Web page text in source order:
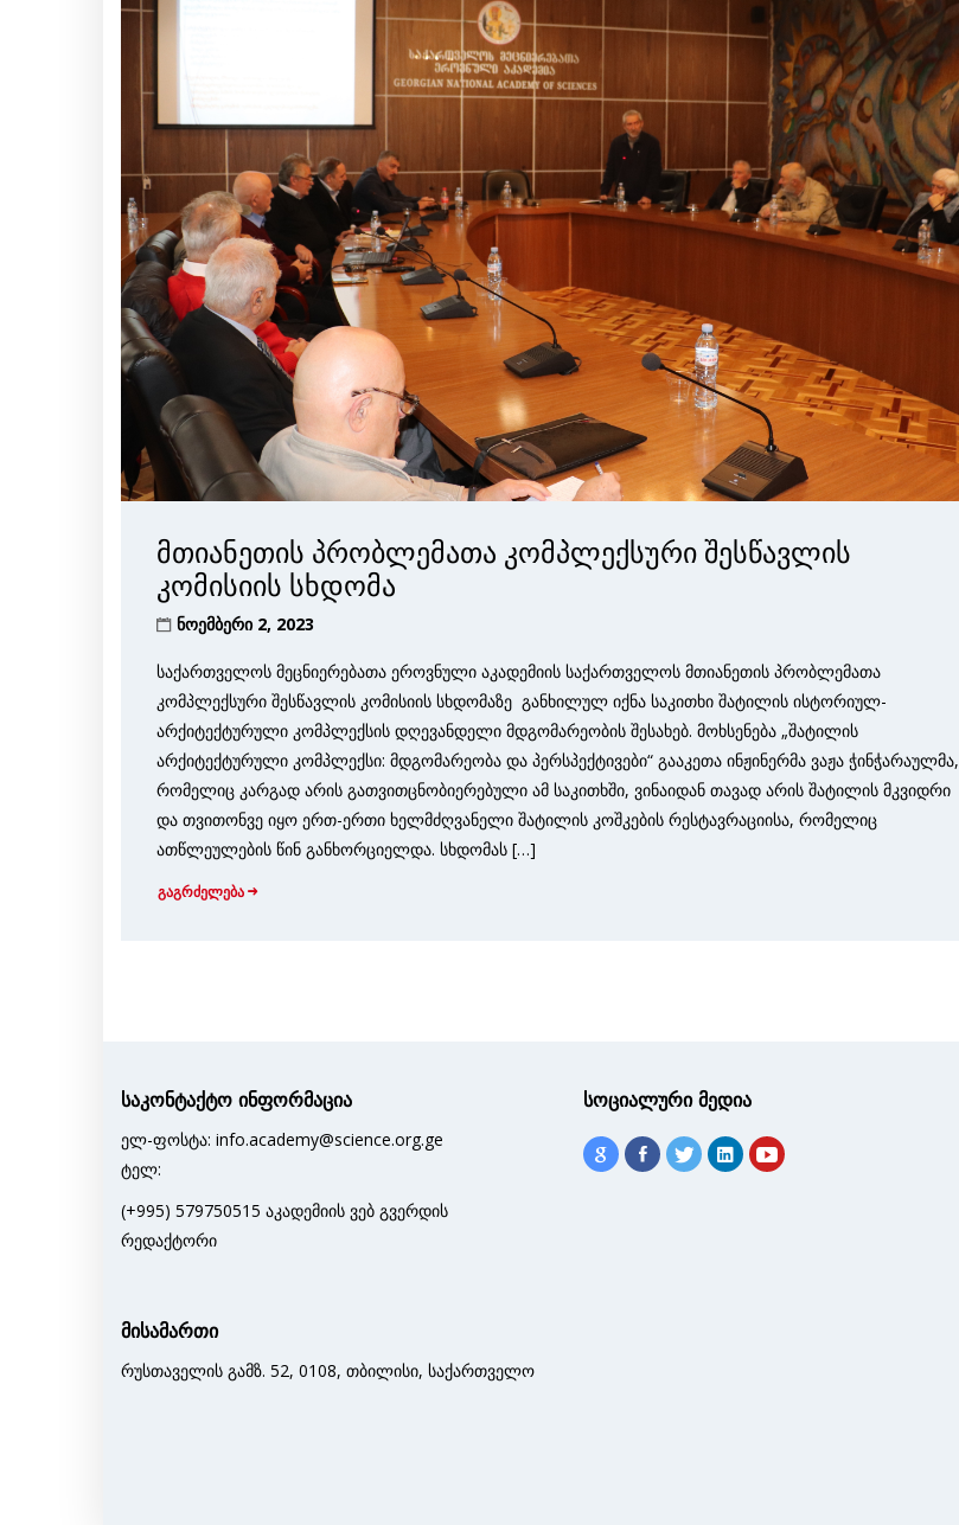
მთიანეთის პრობლემათა კომპლექსური შესწავლის
კომისიის სხდომა
ნოემბერი 2, 2023
საქართველოს მეცნიერებათა ეროვნული აკადემიის საქართველოს მთიანეთის პრობლემათა
კომპლექსური შესწავლის კომისიის სხდომაზე განხილულ იქნა საკითხი შატილის ისტორიულ-
არქიტექტურული კომპლექსის დღევანდელი მდგომარეობის შესახებ. მოხსენება „შატილის
არქიტექტურული კომპლექსი: მდგომარეობა და პერსპექტივები“ გააკეთა ინჟინერმა ვაჟა ჭინჭარაულმა,
რომელიც კარგად არის გათვითცნობიერებული ამ საკითხში, ვინაიდან თავად არის შატილის მკვიდრი
და თვითონვე იყო ერთ-ერთი ხელმძღვანელი შატილის კოშკების რესტავრაციისა, რომელიც
ათწლეულების წინ განხორციელდა. სხდომას […]
გაგრძელება
საკონტაქტო ინფორმაცია
ელ-ფოსტა: info.academy@science.org.ge
ტელ:
(+995) 579750515 აკადემიის ვებ გვერდის
რედაქტორი
მისამართი
რუსთაველის გამზ. 52, 0108, თბილისი, საქართველო
სოციალური მედია